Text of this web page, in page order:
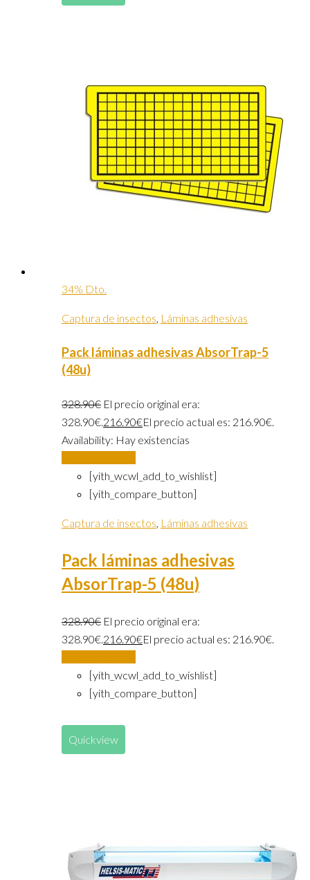
34% Dto.
Captura de insectos, Láminas adhesivas
Pack láminas adhesivas AbsorTrap-5
(48u)
328.90€ El precio original era:
328.90€.216.90€El precio actual es: 216.90€.
Availability: Hay existencias
[yith_wcwl_add_to_wishlist]
[yith_compare_button]
Captura de insectos, Láminas adhesivas
Pack láminas adhesivas
AbsorTrap-5 (48u)
328.90€ El precio original era:
328.90€.216.90€El precio actual es: 216.90€.
[yith_wcwl_add_to_wishlist]
[yith_compare_button]
Quickview